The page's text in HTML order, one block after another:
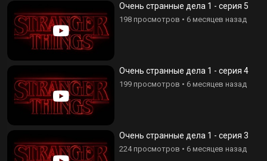
Очень странные дела 1 - серия 5
198 просмотров • 6 месяцев назад
Очень странные дела 1 - серия 4
199 просмотров • 6 месяцев назад
Очень странные дела 1 - серия 3
224 просмотров • 6 месяцев назад